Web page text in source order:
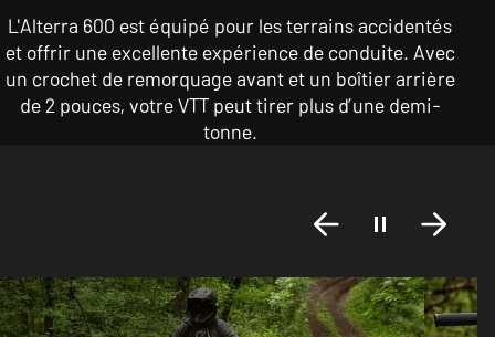
L'Alterra 600 est équipé pour les terrains accidentés
et offrir une excellente expérience de conduite. Avec
un crochet de remorquage avant et un boîtier arrière
de 2 pouces, votre VTT peut tirer plus d’une demi-
tonne.